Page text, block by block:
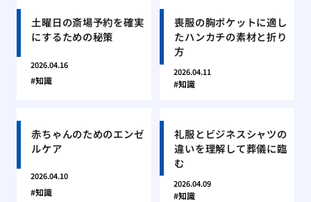
土曜日の斎場予約を確実
にするための秘策
2026.04.16
知識
喪服の胸ポケットに適し
たハンカチの素材と折り
方
2026.04.11
知識
赤ちゃんのためのエンゼ
ルケア
2026.04.10
知識
礼服とビジネスシャツの
違いを理解して葬儀に臨
む
2026.04.09
知識